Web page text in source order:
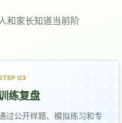
和家长知道当前阶
03
练复盘
过公开样题、模拟练习和专